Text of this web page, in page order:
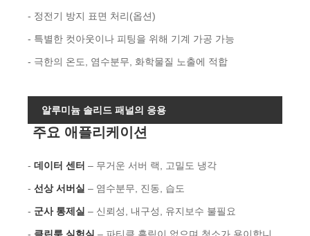
- 정전기 방지 표면 처리(옵션)
- 특별한 컷아웃이나 피팅을 위해 기계 가공 가능
- 극한의 온도, 염수분무, 화학물질 노출에 적합
알루미늄 솔리드 패널의 응용
주요 애플리케이션
-데이터 센터 – 무거운 서버 랙, 고밀도 냉각
-선상 서버실 – 염수분무, 진동, 습도
- 군사 통제실 – 신뢰성, 내구성, 유지보수 불필요